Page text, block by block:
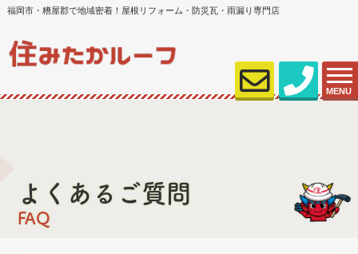
福岡市・糟屋郡で地域密着！屋根リフォーム・防災瓦・雨漏り専門店
MENU
よくあるご質問
FAQ